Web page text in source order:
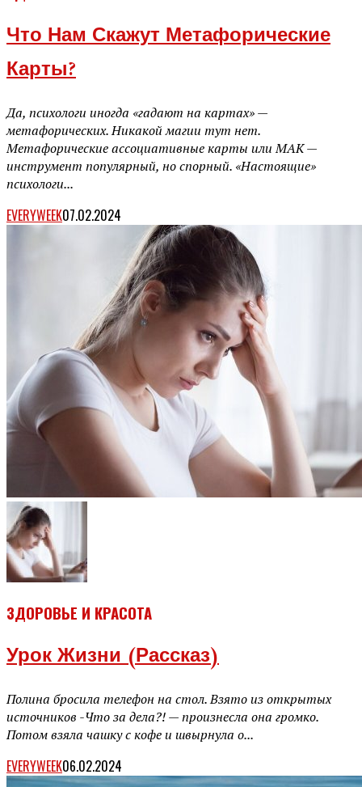
Что Нам Скажут Метафорические
Карты?
Да, психологи иногда «гадают на картах» —
метафорических. Никакой магии тут нет.
Метафорические ассоциативные карты или МАК —
инструмент популярный, но спорный. «Настоящие»
психологи...
EVERYWEEK07.02.2024
ЗДОРОВЬЕ И КРАСОТА
Урок Жизни (рассказ)
Полина бросила телефон на стол. Взято из открытых
источников -Что за дела?! — произнесла она громко.
Потом взяла чашку с кофе и швырнула о...
EVERYWEEK06.02.2024